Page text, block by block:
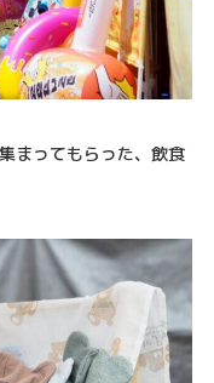
まってもらった、飲食